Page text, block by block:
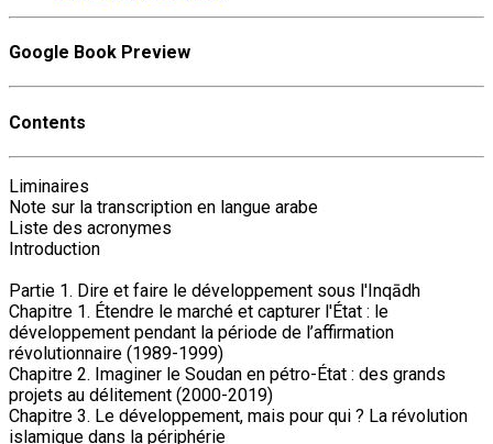
Google Book Preview
Contents
Liminaires
Note sur la transcription en langue arabe
Liste des acronymes
Introduction
Partie 1. Dire et faire le développement sous l'Inqādh
Chapitre 1. Étendre le marché et capturer l'État : le
développement pendant la période de l’affirmation
révolutionnaire (1989-1999)
Chapitre 2. Imaginer le Soudan en pétro-État : des grands
projets au délitement (2000-2019)
Chapitre 3. Le développement, mais pour qui ? La révolution
islamique dans la périphérie